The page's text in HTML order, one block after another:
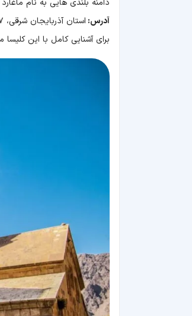
دامنه بلندی هایی به نام
آدرس: استان آذربایجان شرقی، ۱۷ کیلومتری
برای آشنایی کامل با این